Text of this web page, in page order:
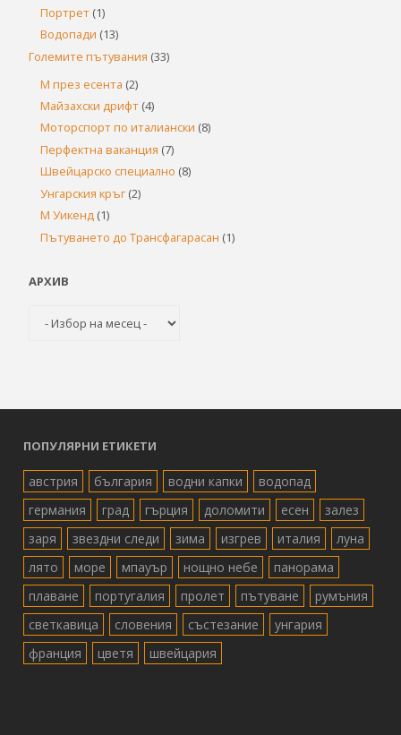
Портрет (1)
Водопади (13)
Големите пътувания (33)
М през есента (2)
Майзахски дрифт (4)
Моторспорт по италиански (8)
Перфектна ваканция (7)
Швейцарско специално (8)
Унгарския кръг (2)
М Уикенд (1)
Пътуването до Трансфагарасан (1)
АРХИВ
ПОПУЛЯРНИ ЕТИКЕТИ
австрия българия водни капки
водопад
германия
град гърция доломити есен
залез
заря
звездни следи зима изгрев италия
луна
лято
море мпауър нощно небе
панорама
плаване
португалия пролет пътуване
румъния
светкавица
словения състезание
унгария
франция
цветя швейцария